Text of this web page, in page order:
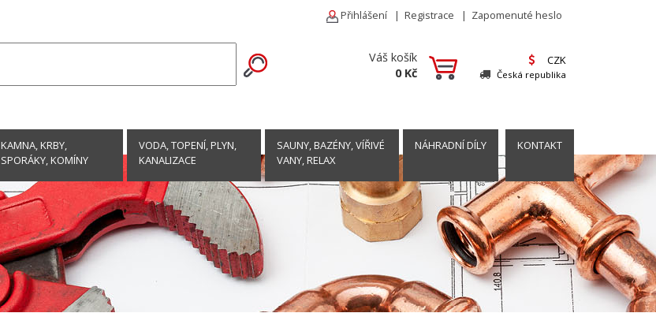
Přihlášení | Registrace | Zapomenuté heslo
Váš košík
0 Kč
CZK
Česká republika
KAMNA, KRBY,
SPORÁKY, KOMÍNY
VODA, TOPENÍ, PLYN,
KANALIZACE
SAUNY, BAZÉNY, VÍŘIVÉ
VANY, RELAX
NÁHRADNÍ DÍLY KONTAKT